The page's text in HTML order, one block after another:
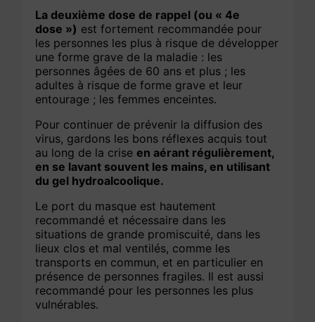
La deuxième dose de rappel (ou « 4e
dose ») est fortement recommandée pour
les personnes les plus à risque de développer
une forme grave de la maladie : les
personnes âgées de 60 ans et plus ; les
adultes à risque de forme grave et leur
entourage ; les femmes enceintes.
Pour continuer de prévenir la diffusion des
virus, gardons les bons réflexes acquis tout
au long de la criseen aérant régulièrement,
en se lavant souvent les mains, en utilisant
du gel hydroalcoolique.
Le port du masque est hautement
recommandé et nécessaire dans les
situations de grande promiscuité, dans les
lieux clos et mal ventilés, comme les
transports en commun, et en particulier en
présence de personnes fragiles. Il est aussi
recommandé pour les personnes les plus
vulnérables.